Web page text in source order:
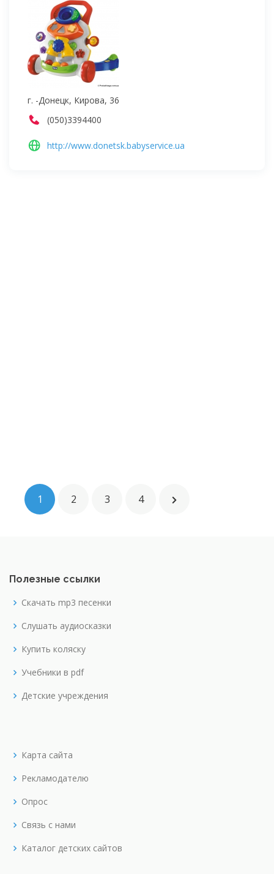
г. -Донецк, Кирова, 36
(050)3394400
http://www.donetsk.babyservice.ua
1 2 3 4
Полезные ссылки
Скачать mp3 песенки
Слушать аудиосказки
Купить коляску
Учебники в pdf
Детские учреждения
Карта сайта
Рекламодателю
Опрос
Связь с нами
Каталог детских сайтов